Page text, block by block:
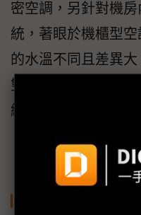
密空調，另針對機
統，著眼於機櫃型
的水溫不同且差異
雙水溫冷卻系統設計
績。